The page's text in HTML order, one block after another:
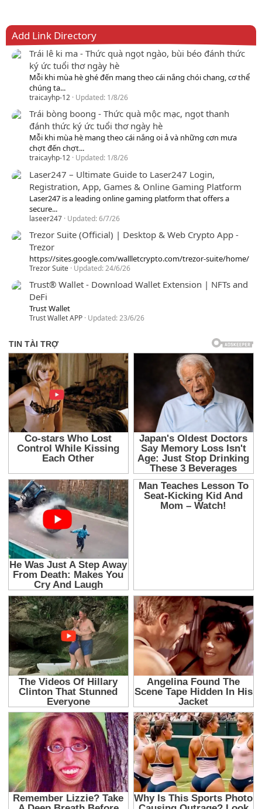
Add Link Directory
Trái lê ki ma - Thức quà ngọt ngào, bùi béo đánh thức
ký ức tuổi thơ ngày hè
Mỗi khi mùa hè ghé đến mang theo cái nắng chói chang, cơ thể
chúng ta...
traicayhp-12 Updated: 1/8/26
Trái bòng boong - Thức quà mộc mạc, ngọt thanh
đánh thức ký ức tuổi thơ ngày hè
Mỗi khi mùa hè mang theo cái nắng oi ả và những cơn mưa
chợt đến chợt...
traicayhp-12 Updated: 1/8/26
Laser247 – Ultimate Guide to Laser247 Login,
Registration, App, Games & Online Gaming Platform
Laser247 is a leading online gaming platform that offers a
secure...
laseer247 Updated:6/7/26
Trezor Suite (Official) | Desktop & Web Crypto App -
Trezor
https://sites.google.com/wallletcrypto.com/trezor-suite/home/
Trezor Suite Updated:24/6/26
Trust® Wallet - Download Wallet Extension | NFTs and
DeFi
Trust Wallet
Trust Wallet APP Updated:23/6/26